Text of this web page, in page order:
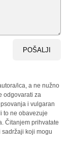
POŠALJI
ica, a ne nužno
odgovarati za
i vulgaran
to ne obavezuje
Čitanjem prihvatate
koji mogu